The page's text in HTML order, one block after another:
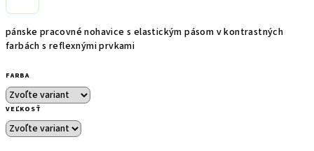
pánske pracovné nohavice s elastickým pásom v kontrastných
farbách s reflexnými prvkami
FARBA
VEĽKOSŤ